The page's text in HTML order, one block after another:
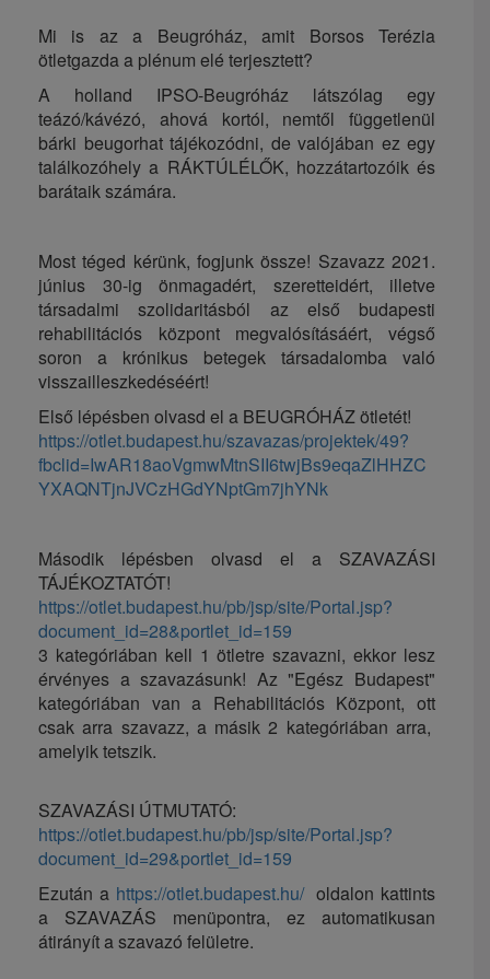
Mi is az a Beugróház, amit Borsos Terézia
ötletgazda a plénum elé terjesztett?
A holland IPSO-Beugróház látszólag egy
teázó/kávézó, ahová kortól, nemtől függetlenül
bárki beugorhat tájékozódni, de valójában ez egy
találkozóhely a RÁKTÚLÉLŐK, hozzátartozóik és
barátaik számára.
Most téged kérünk, fogjunk össze! Szavazz 2021.
június 30-ig önmagadért, szeretteidért, illetve
társadalmi szolidaritásból az első budapesti
rehabilitációs központ megvalósításáért, végső
soron a krónikus betegek társadalomba való
visszailleszkedéséért!
Első lépésben olvasd el a BEUGRÓHÁZ ötletét!
https://otlet.budapest.hu/szavazas/projektek/49?
fbclid=IwAR18aoVgmwMtnSII6twjBs9eqaZlHHZC
YXAQNTjnJVCzHGdYNptGm7jhYNk
Második lépésben olvasd el a SZAVAZÁSI
TÁJÉKOZTATÓT!
https://otlet.budapest.hu/pb/jsp/site/Portal.jsp?
document_id=28&portlet_id=159
3 kategóriában kell 1 ötletre szavazni, ekkor lesz
érvényes a szavazásunk! Az "Egész Budapest"
kategóriában van a Rehabilitációs Központ, ott
csak arra szavazz, a másik 2 kategóriában arra,
amelyik tetszik.
SZAVAZÁSI ÚTMUTATÓ:
https://otlet.budapest.hu/pb/jsp/site/Portal.jsp?
document_id=29&portlet_id=159
Ezután a https://otlet.budapest.hu/oldalon kattints
a SZAVAZÁS menüpontra, ez automatikusan
átirányít a szavazó felületre.